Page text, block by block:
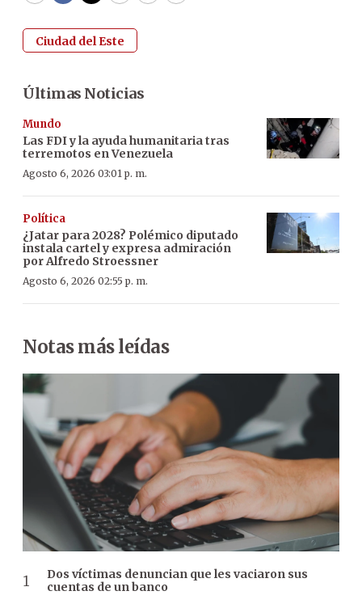
Ciudad del Este
Últimas Noticias
Mundo
Las FDI y la ayuda humanitaria tras
terremotos en Venezuela
Agosto 6, 2026 03:01 p. m.
Política
¿Jatar para 2028? Polémico diputado
instala cartel y expresa admiración
por Alfredo Stroessner
Agosto 6, 2026 02:55 p. m.
Notas más leídas
Dos víctimas denuncian que les vaciaron sus
cuentas de un banco